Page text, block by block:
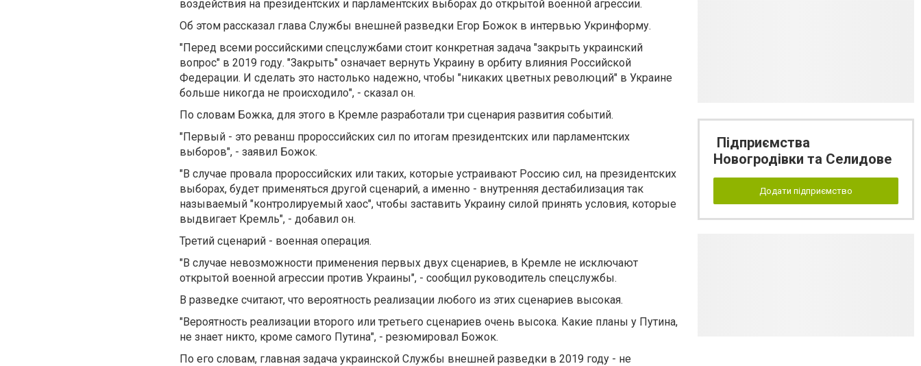
воздействия на президентских и парламентских выборах до открытой военной агрессии.
Об этом рассказал глава Службы внешней разведки Егор Божок в интервью Укринформу.
"Перед всеми российскими спецслужбами стоит конкретная задача "закрыть украинский
вопрос" в 2019 году. "Закрыть" означает вернуть Украину в орбиту влияния Российской
Федерации. И сделать это настолько надежно, чтобы "никаких цветных революций" в Украине
больше никогда не происходило", - сказал он.
По словам Божка, для этого в Кремле разработали три сценария развития событий.
"Первый - это реванш пророссийских сил по итогам президентских или парламентских
выборов", - заявил Божок.
"В случае провала пророссийских или таких, которые устраивают Россию сил, на президентских
выборах, будет применяться другой сценарий, а именно - внутренняя дестабилизация так
называемый "контролируемый хаос", чтобы заставить Украину силой принять условия, которые
выдвигает Кремль", - добавил он.
Третий сценарий - военная операция.
"В случае невозможности применения первых двух сценариев, в Кремле не исключают
открытой военной агрессии против Украины", - сообщил руководитель спецслужбы.
В разведке считают, что вероятность реализации любого из этих сценариев высокая.
"Вероятность реализации второго или третьего сценариев очень высока. Какие планы у Путина,
не знает никто, кроме самого Путина", - резюмировал Божок.
По его словам, главная задача украинской Службы внешней разведки в 2019 году - не
Підприємства
Новогродівки та Селидове
Додати підприємство